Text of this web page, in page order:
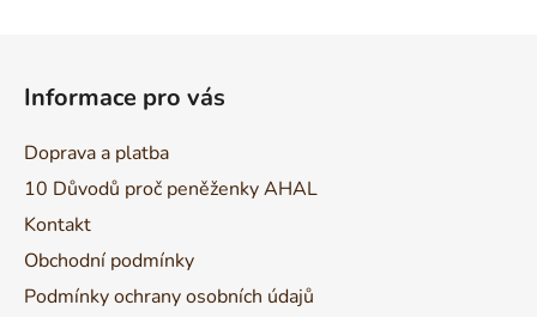
Informace pro vás
Doprava a platba
10 Důvodů proč peněženky AHAL
Kontakt
Obchodní podmínky
Podmínky ochrany osobních údajů